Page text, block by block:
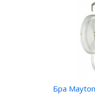
Бра